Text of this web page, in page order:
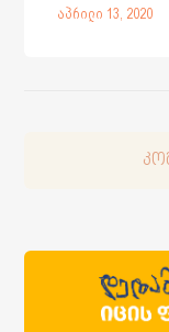
აპრილი 13, 2020